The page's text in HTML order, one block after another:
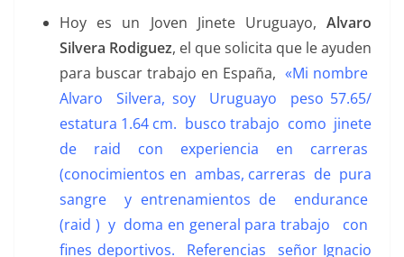
Hoy es un Joven Jinete Uruguayo, Alvaro
Silvera Rodiguez, el que solicita que le ayuden
para buscar trabajo en España, «Mi nombre
Alvaro Silvera, soy Uruguayo peso 57.65/
estatura 1.64 cm. busco trabajo como jinete
de raid con experiencia en carreras
(conocimientos en ambas, carreras de pura
sangre y entrenamientos de endurance
(raid ) y doma en general para trabajo con
fines deportivos. Referencias señor Ignacio